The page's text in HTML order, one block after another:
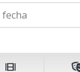
fecha